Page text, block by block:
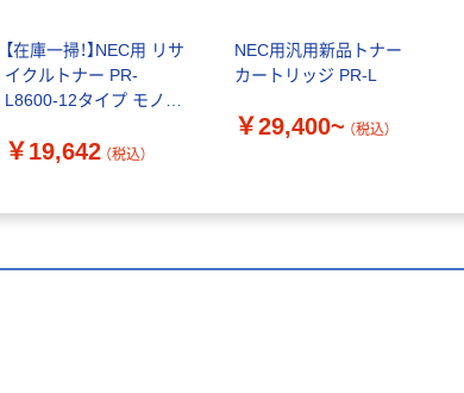
【在庫一掃！】NEC用 リサ
イクルトナー PR-
L8600-12タイプ モノク
￥19,642 （税込）
NEC用汎用新品トナー
カートリッジ PR-L
￥29,400~ （税込）